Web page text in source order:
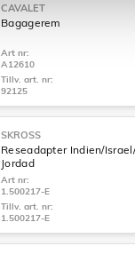
CAVALET
Bagagerem
Art nr:
A12610
Tillv. art. nr:
92125
SKROSS
Reseadapter Indien/
Jordad
Art nr:
1.500217-E
Tillv. art. nr:
1.500217-E